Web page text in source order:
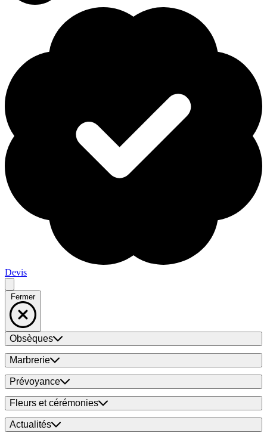
Devis
Fermer
Obsèques
Marbrerie
Prévoyance
Fleurs et cérémonies
Actualités